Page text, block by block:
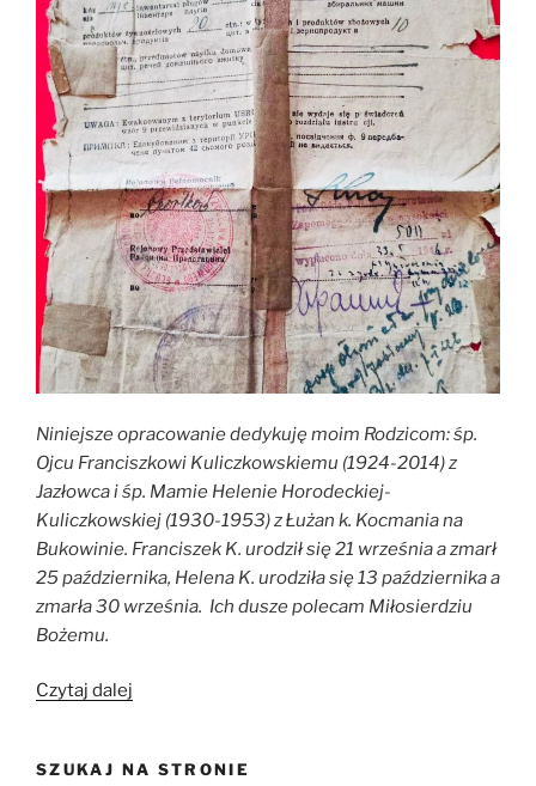
Niniejsze opracowanie dedykuję moim Rodzicom: śp.
Ojcu Franciszkowi Kuliczkowskiemu (1924-2014) z
Jazłowca i śp. Mamie Helenie Horodeckiej-
Kuliczkowskiej (1930-1953) z Łużan k. Kocmania na
Bukowinie. Franciszek K. urodził się 21 września a zmarł
25 października, Helena K. urodziła się 13 października a
zmarła 30 września. Ich dusze polecam Miłosierdziu
Bożemu.
Czytaj dalej
Wschodnich
SZUKAJ NA STRONIE